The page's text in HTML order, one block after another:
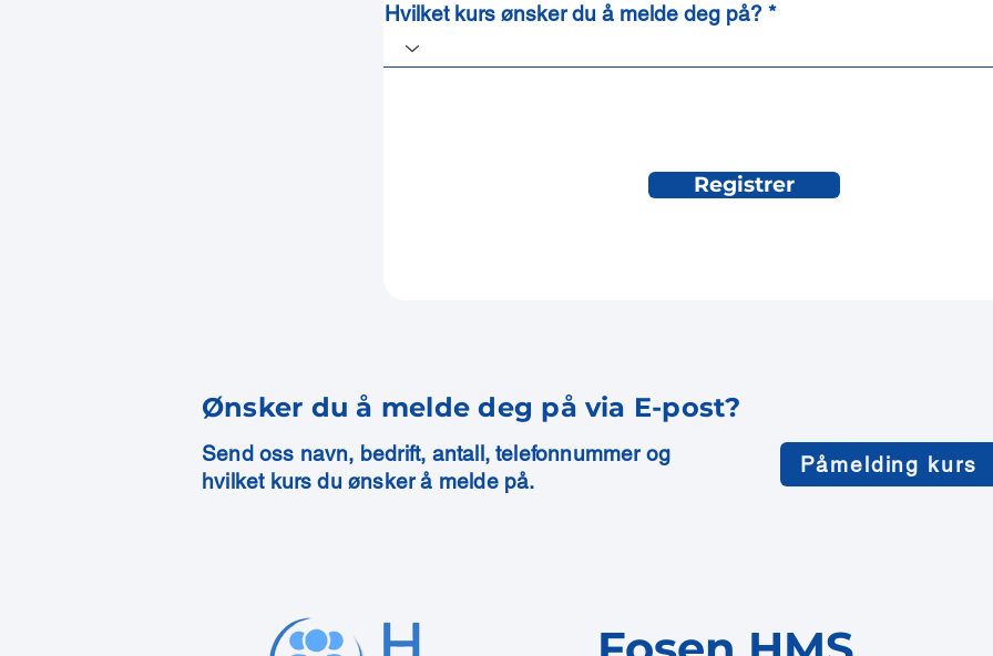
Hvilket kurs ønsker du å melde deg på?
Registrer
Ønsker du å melde deg på via E-post?
Send oss navn, bedrift, antall, telefonnummer og
hvilket kurs du ønsker å melde på.
Påmelding kurs